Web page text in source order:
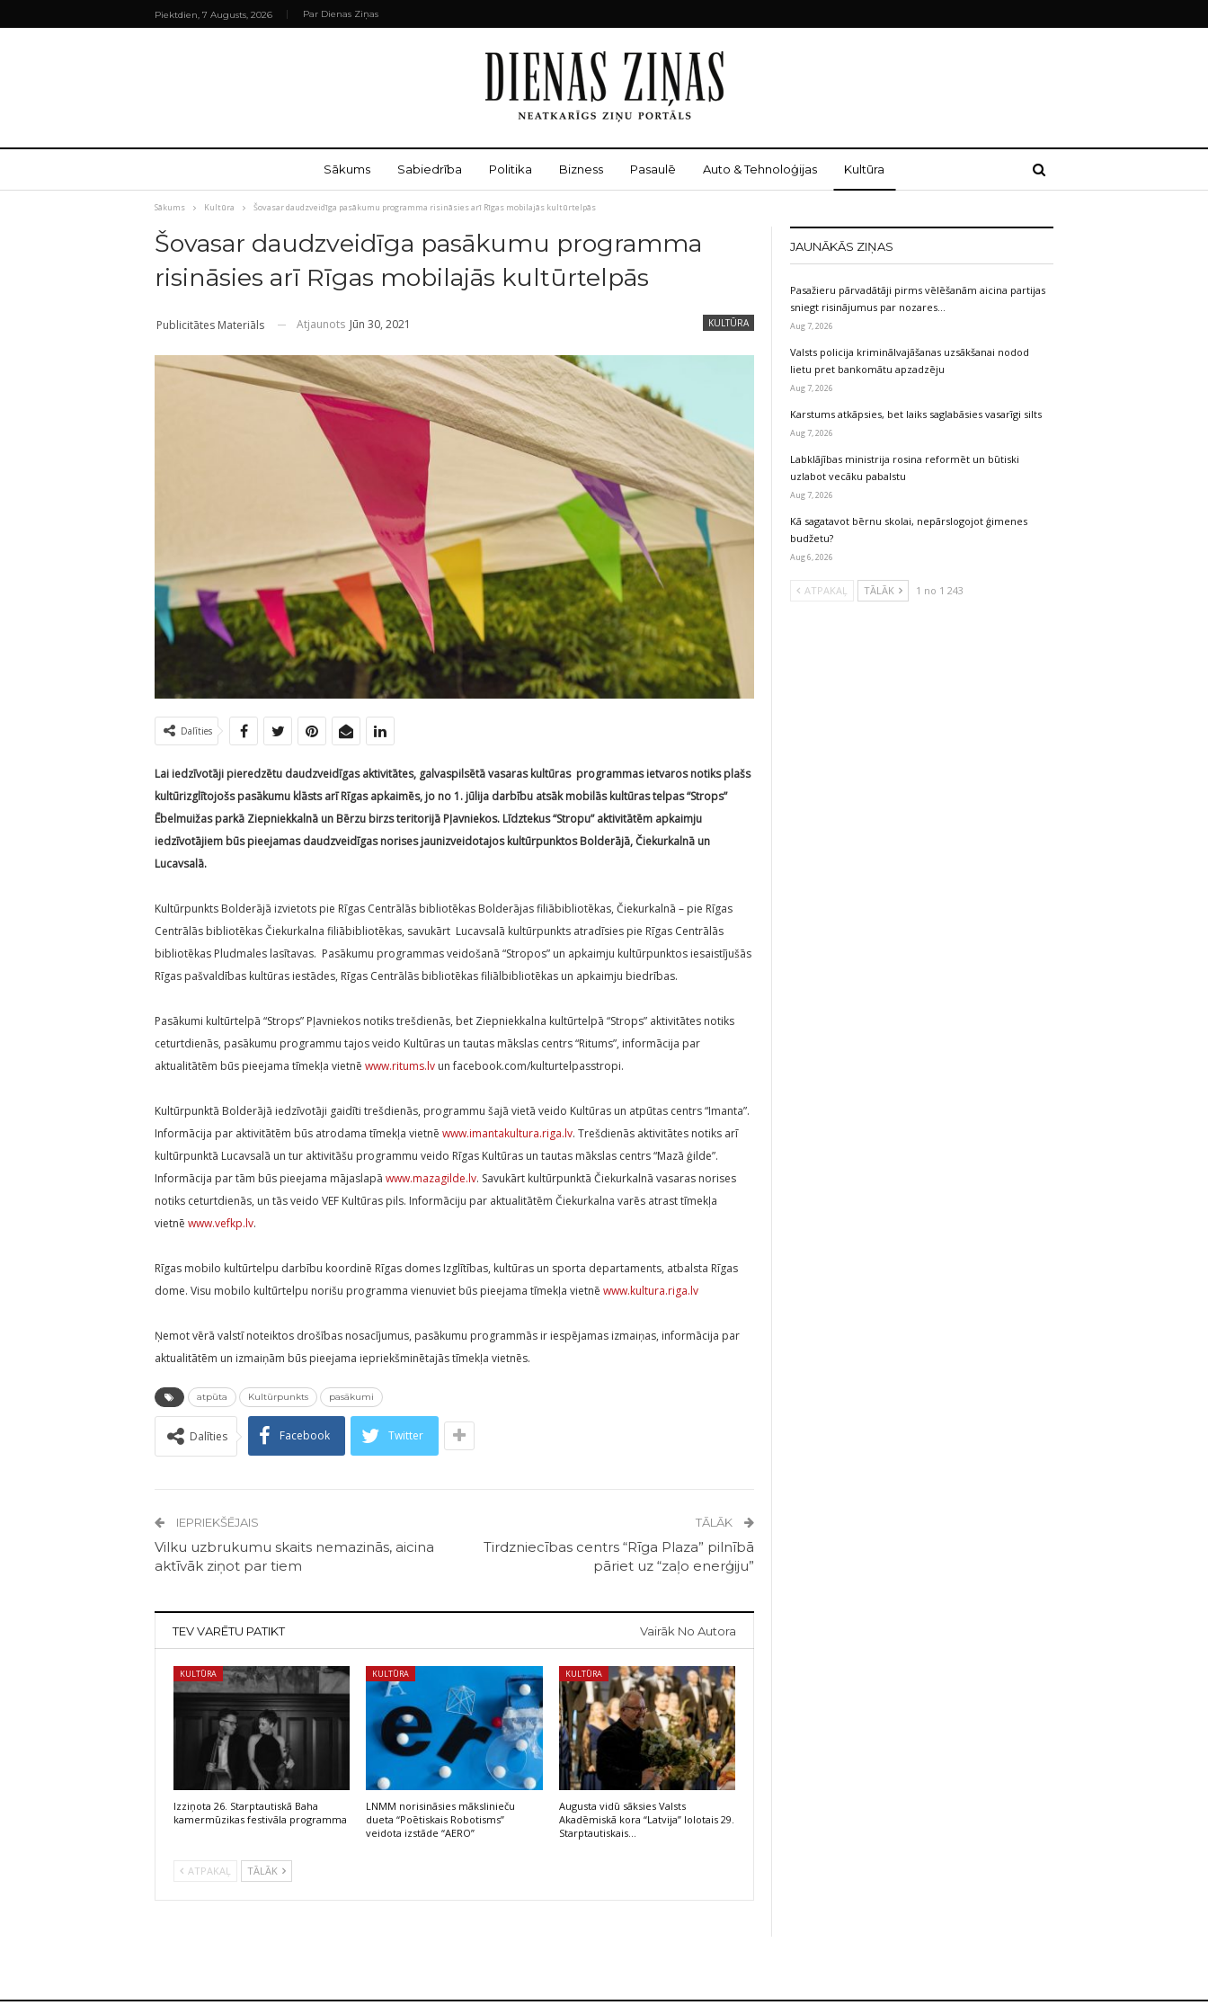
Piektdien, 7 Augusts, 2026 Par Dienas Ziņas
Sākums Sabiedrība Politika Bizness Pasaulē Auto & Tehnoloģijas Kultūra
Sākums Kultūra Šovasar daudzveidīga pasākumu programma risināsies arī Rīgas mobilajās kultūrtelpās
Šovasar daudzveidīga pasākumu programma
risināsies arī Rīgas mobilajās kultūrtelpās
KULTŪRA
Publicitātes Materiāls Atjaunots Jūn 30, 2021
Dalīties
Lai iedzīvotāji pieredzētu daudzveidīgas aktivitātes, galvaspilsētā vasaras kultūras programmas ietvaros notiks plašs
kultūrizglītojošs pasākumu klāsts arī Rīgas apkaimēs, jo no 1. jūlija darbību atsāk mobilās kultūras telpas “Strops”
Ēbelmuižas parkā Ziepniekkalnā un Bērzu birzs teritorijā Pļavniekos. Līdztekus “Stropu” aktivitātēm apkaimju
iedzīvotājiem būs pieejamas daudzveidīgas norises jaunizveidotajos kultūrpunktos Bolderājā, Čiekurkalnā un
Lucavsalā.
Kultūrpunkts Bolderājā izvietots pie Rīgas Centrālās bibliotēkas Bolderājas filiābibliotēkas, Čiekurkalnā – pie Rīgas
Centrālās bibliotēkas Čiekurkalna filiābibliotēkas, savukārt Lucavsalā kultūrpunkts atradīsies pie Rīgas Centrālās
bibliotēkas Pludmales lasītavas. Pasākumu programmas veidošanā “Stropos” un apkaimju kultūrpunktos iesaistījušās
Rīgas pašvaldības kultūras iestādes, Rīgas Centrālās bibliotēkas filiālbibliotēkas un apkaimju biedrības.
Pasākumi kultūrtelpā “Strops” Pļavniekos notiks trešdienās, bet Ziepniekkalna kultūrtelpā “Strops” aktivitātes notiks
ceturtdienās, pasākumu programmu tajos veido Kultūras un tautas mākslas centrs “Ritums”, informācija par
aktualitātēm būs pieejama tīmekļa vietnē www.ritums.lv un facebook.com/kulturtelpasstropi.
Kultūrpunktā Bolderājā iedzīvotāji gaidīti trešdienās, programmu šajā vietā veido Kultūras un atpūtas centrs “Imanta”.
Informācija par aktivitātēm būs atrodama tīmekļa vietnē www.imantakultura.riga.lv. Trešdienās aktivitātes notiks arī
kultūrpunktā Lucavsalā un tur aktivitāšu programmu veido Rīgas Kultūras un tautas mākslas centrs “Mazā ģilde”.
Informācija par tām būs pieejama mājaslapā www.mazagilde.lv. Savukārt kultūrpunktā Čiekurkalnā vasaras norises
notiks ceturtdienās, un tās veido VEF Kultūras pils. Informāciju par aktualitātēm Čiekurkalna varēs atrast tīmekļa
vietnē www.vefkp.lv.
Rīgas mobilo kultūrtelpu darbību koordinē Rīgas domes Izglītības, kultūras un sporta departaments, atbalsta Rīgas
dome. Visu mobilo kultūrtelpu norišu programma vienuviet būs pieejama tīmekļa vietnē www.kultura.riga.lv
Ņemot vērā valstī noteiktos drošības nosacījumus, pasākumu programmās ir iespējamas izmaiņas, informācija par
aktualitātēm un izmaiņām būs pieejama iepriekšminētajās tīmekļa vietnēs.
atpūta Kultūrpunkts pasākumi
Dalīties Facebook Twitter
IEPRIEKŠĒJAIS
Vilku uzbrukumu skaits nemazinās, aicina
aktīvāk ziņot par tiem
TĀLĀK
Tirdzniecības centrs “Rīga Plaza” pilnībā
pāriet uz “zaļo enerģiju”
TEV VARĒTU PATIKT Vairāk No Autora
KULTŪRA
Izziņota 26. Starptautiskā Baha
kamermūzikas festivāla programma
KULTŪRA
LNMM norisināsies mākslinieču
dueta “Poētiskais Robotisms”
veidota izstāde “AERO”
KULTŪRA
Augusta vidū sāksies Valsts
Akadēmiskā kora “Latvija” lolotais 29.
Starptautiskais…
ATPAKAĻ TĀLĀK
JAUNĀKĀS ZIŅAS
Pasažieru pārvadātāji pirms vēlēšanām aicina partijas
sniegt risinājumus par nozares…
Aug 7, 2026
Valsts policija kriminālvajāšanas uzsākšanai nodod
lietu pret bankomātu apzadzēju
Aug 7, 2026
Karstums atkāpsies, bet laiks saglabāsies vasarīgi silts
Aug 7, 2026
Labklājības ministrija rosina reformēt un būtiski
uzlabot vecāku pabalstu
Aug 7, 2026
Kā sagatavot bērnu skolai, nepārslogojot ģimenes
budžetu?
Aug 6, 2026
ATPAKAĻ TĀLĀK 1 no 1 243